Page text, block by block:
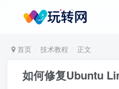
首页 技术教程 正文
如何修复Ubuntu